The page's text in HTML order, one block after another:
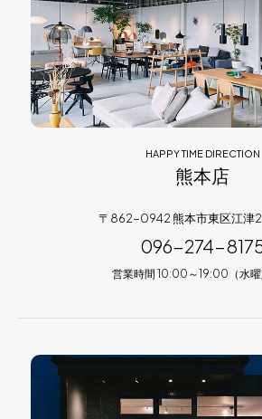
HAPPY TIME DIRECTION
熊本店
〒862-0942 熊本市東区江
096-274-
営業時間 10:00～19:00（水曜